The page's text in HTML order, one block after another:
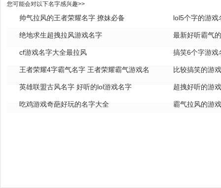
您可能会对以下名字感兴趣>>
帅气拉风的王者荣耀名字 撩妹必备 lol5个字的游
全
绝地求生超拽拉风游戏名字 最新好听霸气
cf游戏名字大全最拉风 搞笑6个字游戏
王者荣耀4字霸气名字 王者荣耀霸气游戏名
字
比较搞笑的游
英雄联盟古风名字 好听的lol游戏名字 超拽好听的游
吃鸡游戏奇葩好玩的名字大全 霸气拉风的游